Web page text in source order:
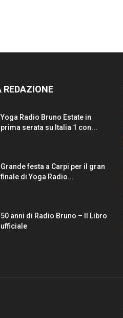
REDAZIONE
Yoga Radio Bruno Estate in
prima serata su Italia 1 con...
Grande festa a Carpi per il gran
finale di Yoga Radio...
50 anni di Radio Bruno – Il Libro
ufficiale